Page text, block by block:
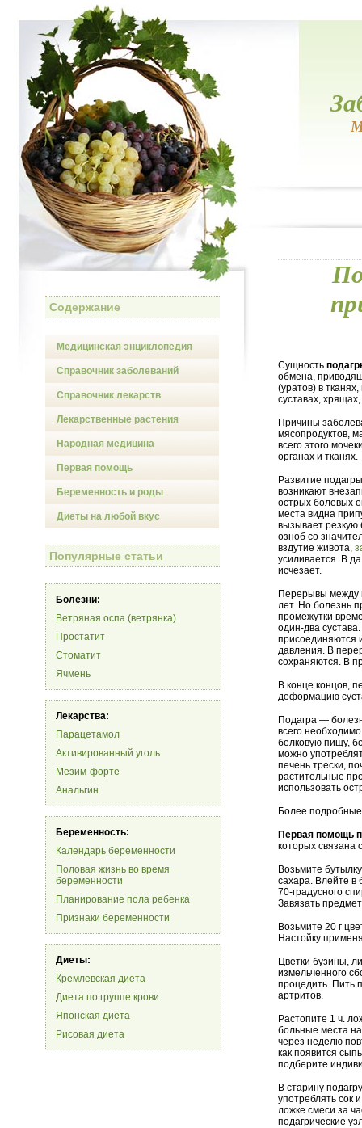
Содержание
Медицинская энциклопедия
Справочник заболеваний
Справочник лекарств
Лекарственные растения
Народная медицина
Первая помощь
Беременность и роды
Диеты на любой вкус
Популярные статьи
Болезни:
Ветряная оспа (ветрянка)
Простатит
Стоматит
Ячмень
Лекарства:
Парацетамол
Активированный уголь
Мезим-форте
Анальгин
Беременность:
Календарь беременности
Половая жизнь во время
беременности
Планирование пола ребенка
Признаки беременности
Диеты:
Кремлевская диета
Диета по группе крови
Японская диета
Рисовая диета
Сущность
обмена,
(уратов) в
суставах,
Причины
мясопродуктов,
всего этого
органах и тканях.
Развитие
возникают
острых болевых
места видна
вызывает
озноб со
вздутие живота,
усиливается. В
исчезает.
Перерывы между
лет. Но болезнь
промежутки
один-два
присоединяются
давления. В
сохраняются. В
В конце концов,
деформацию
Подагра —
всего
белковую пищу,
можно
печень трески,
растительные
использовать
Более
Первая помощь
которых
Возьмите
сахара. Влейте в
70-градусного
Завязать
Возьмите 20 г
Настойку
Цветки бузины,
измельченного
процедить. Пить
артритов.
Растопите 1 ч.
больные места
через неделю
как появится
подберите
В старину
употреблять сок
ложке смеси за
подагрические